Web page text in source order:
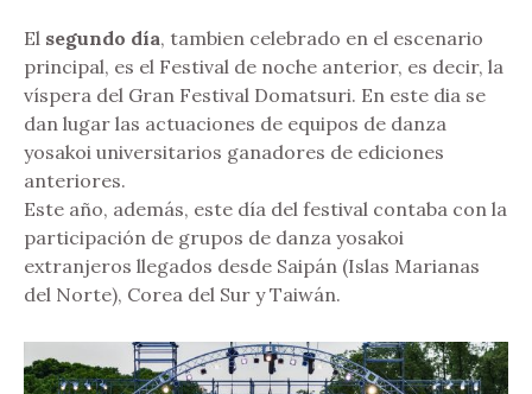
El segundo día, tambien celebrado en el escenario
principal, es el Festival de noche anterior, es decir, la
víspera del Gran Festival Domatsuri. En este dia se
dan lugar las actuaciones de equipos de danza
yosakoi universitarios ganadores de ediciones
anteriores.
Este año, además, este día del festival contaba con la
participación de grupos de danza yosakoi
extranjeros llegados desde Saipán (Islas Marianas
del Norte), Corea del Sur y Taiwán.